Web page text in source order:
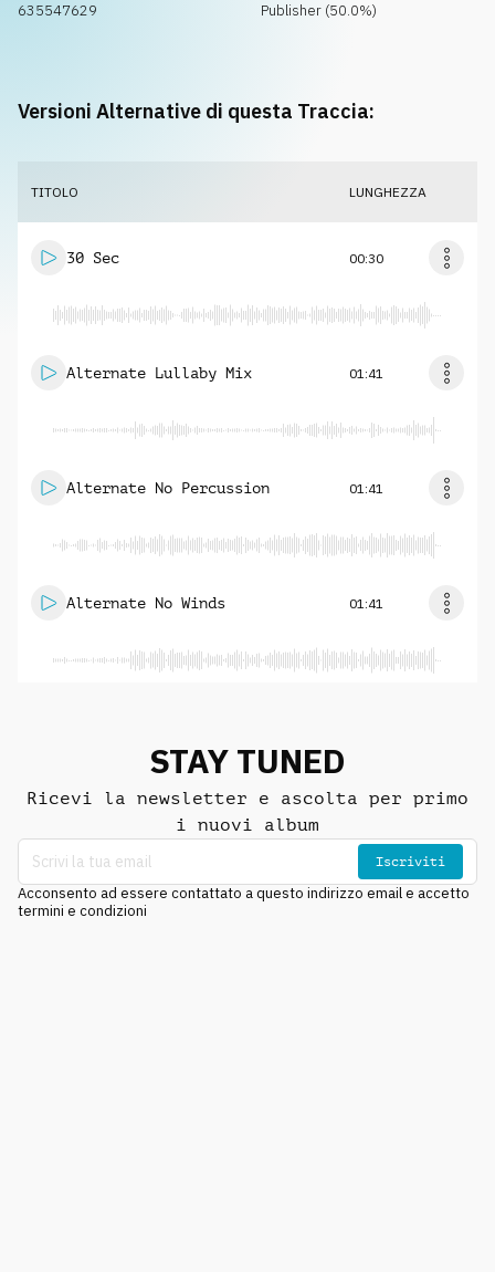
635547629
Publisher (50.0%)
Versioni Alternative di questa Traccia:
TITOLO LUNGHEZZA
30 Sec 00:30
Alternate Lullaby Mix 01:41
Alternate No Percussion 01:41
Alternate No Winds 01:41
STAY TUNED
Ricevi la newsletter e ascolta per primo
i nuovi album
Iscriviti
Acconsento ad essere contattato a questo indirizzo email e accetto
termini e condizioni